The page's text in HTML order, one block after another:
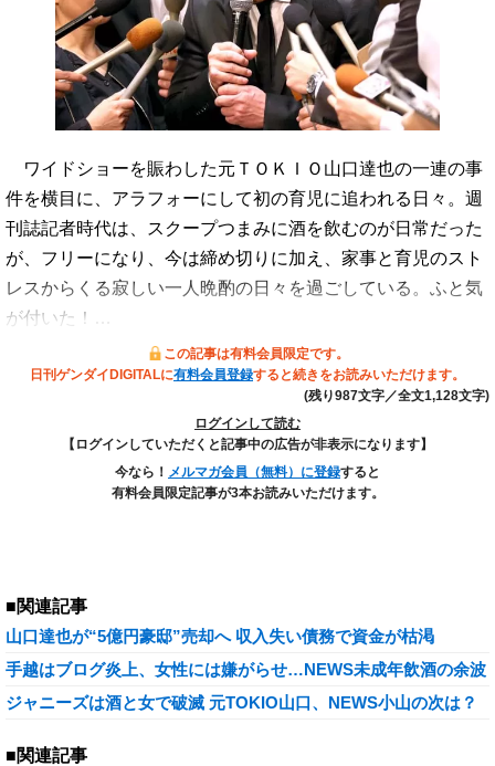
ワイドショーを賑わした元ＴＯＫＩＯ山口達也の一連の事
件を横目に、アラフォーにして初の育児に追われる日々。週
刊誌記者時代は、スクープつまみに酒を飲むのが日常だった
が、フリーになり、今は締め切りに加え、家事と育児のスト
レスからくる寂しい一人晩酌の日々を過ごしている。ふと気
が付いた！…
この記事は有料会員限定です。
日刊ゲンダイDIGITALに有料会員登録すると続きをお読みいただけます。
(残り987文字／全文1,128文字)
ログインして読む
【ログインしていただくと記事中の広告が非表示になります】
今なら！ メルマガ会員（無料）に登録すると
有料会員限定記事が3本お読みいただけます。
■関連記事
山口達也が“5億円豪邸”売却へ 収入失い債務で資金が枯渇
手越はブログ炎上、女性には嫌がらせ…NEWS未成年飲酒の余波
ジャニーズは酒と女で破滅 元TOKIO山口、NEWS小山の次は？
■関連記事